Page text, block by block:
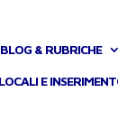
BLOG & RUBRICHE
E